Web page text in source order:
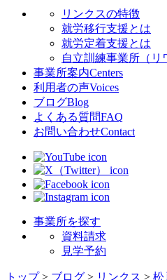
リンクスの特徴
就労移行支援とは
就労定着支援とは
自立訓練事業所（リ
事業所案内Centers
利用者の声Voices
ブログBlog
よくある質問FAQ
お問い合わせContact
事業所を探す
資料請求
見学予約
トップ> ブログ > リンクス > 松